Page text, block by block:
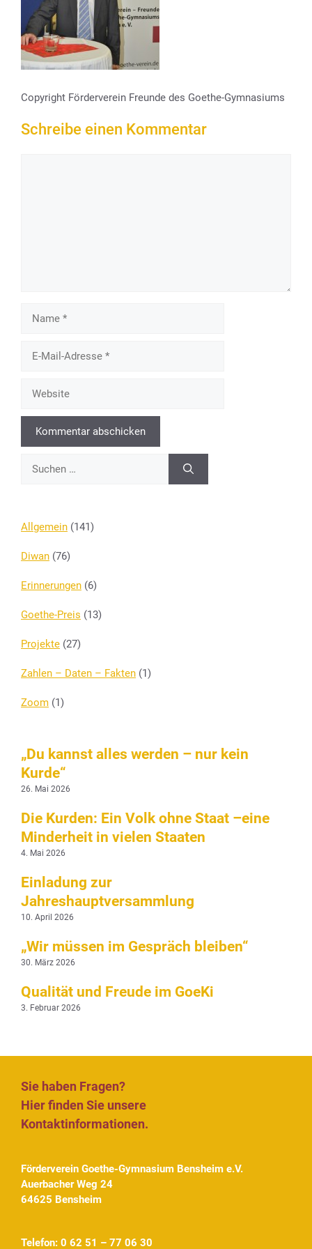
Copyright Förderverein Freunde des Goethe-Gymnasiums
Schreibe einen Kommentar
Mail-
nach:
Allgemein (141)
Diwan (76)
Erinnerungen (6)
Goethe-Preis (13)
Projekte (27)
Zahlen – Daten – Fakten (1)
Zoom (1)
„Du kannst alles werden – nur kein
Kurde“
26. Mai 2026
Die Kurden: Ein Volk ohne Staat –eine
Minderheit in vielen Staaten
4. Mai 2026
Einladung zur
Jahreshauptversammlung
10. April 2026
„Wir müssen im Gespräch bleiben“
30. März 2026
Qualität und Freude im GoeKi
3. Februar 2026
Sie haben Fragen?
Hier finden Sie unsere
Kontaktinformationen.
Förderverein Goethe-Gymnasium Bensheim e.V.
Auerbacher Weg 24
64625 Bensheim
Telefon: 0 62 51 – 77 06 30